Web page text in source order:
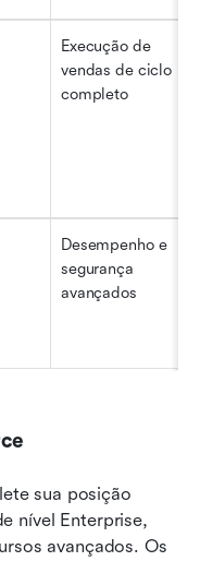
Execução de
vendas de ciclo
completo
Desempenho e
segurança
avançados
sua posição
nível Enterprise,
avançados. Os